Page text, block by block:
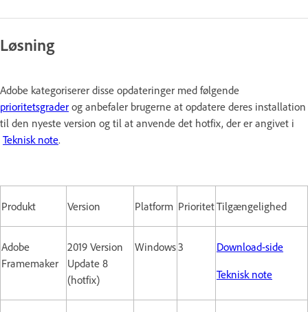
Løsning
Adobe kategoriserer disse opdateringer med følgende
prioritetsgrader og anbefaler brugerne at opdatere deres installation
til den nyeste version og til at anvende det hotfix, der er angivet i
Teknisk note.
Produkt Version Platform PrioritetTilgængelighed
Adobe
Framemaker
2019 Version
Update 8
(hotfix)
Windows3
Download-side
Teknisk note